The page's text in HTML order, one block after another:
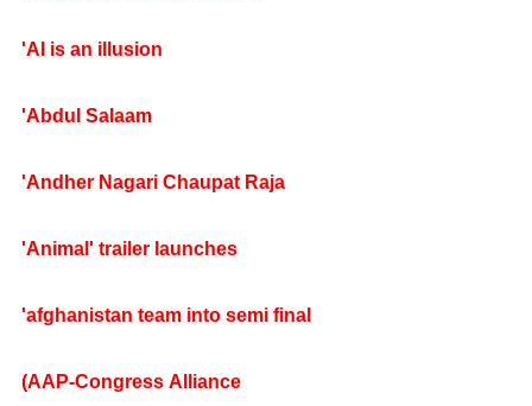
'AI is an illusion
'Abdul Salaam
'Andher Nagari Chaupat Raja
'Animal' trailer launches
'afghanistan team into semi final
(AAP-Congress Alliance